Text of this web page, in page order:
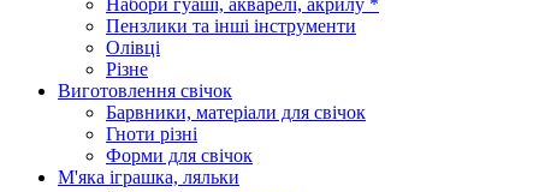
Пензлики та інші інструменти
Олівці
Різне
Виготовлення свічок
Барвники, матеріали для свічок
Гноти різні
Форми для свічок
М'яка іграшка, ляльки